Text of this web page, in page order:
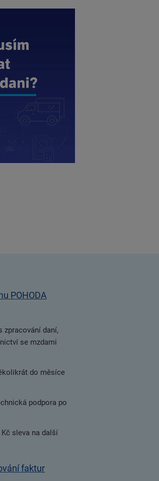
POHODA
zpracování daní,
se mzdami
do měsíce
podpora po
sleva na další
faktur